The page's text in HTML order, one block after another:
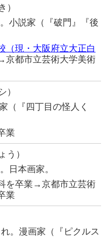
）
小説家（『破門』『後
（現・大阪府立大正白
京都市立芸術大学美術
）
（『四丁目の怪人く
業
う）
日本画家。
を卒業→京都市立芸術
業
。漫画家（『ピクルス